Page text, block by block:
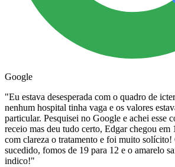
Google
"Eu estava desesperada com o quadro de
nenhum hospital tinha vaga e os valores
particular. Pesquisei no Google e achei esse
receio mas deu tudo certo, Edgar chegou em
com clareza o tratamento e foi muito
sucedido, fomos de 19 para 12 e o amarelo
indico!"